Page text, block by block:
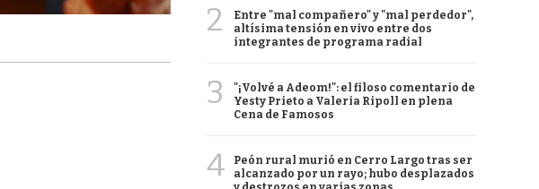
2
Entre "mal compañero" y "mal perdedor",
altísima tensión en vivo entre dos
integrantes de programa radial
3
"¡Volvé a Adeom!": el filoso comentario de
Yesty Prieto a Valeria Ripoll en plena
Cena de Famosos
4
Peón rural murió en Cerro Largo tras ser
alcanzado por un rayo; hubo desplazados